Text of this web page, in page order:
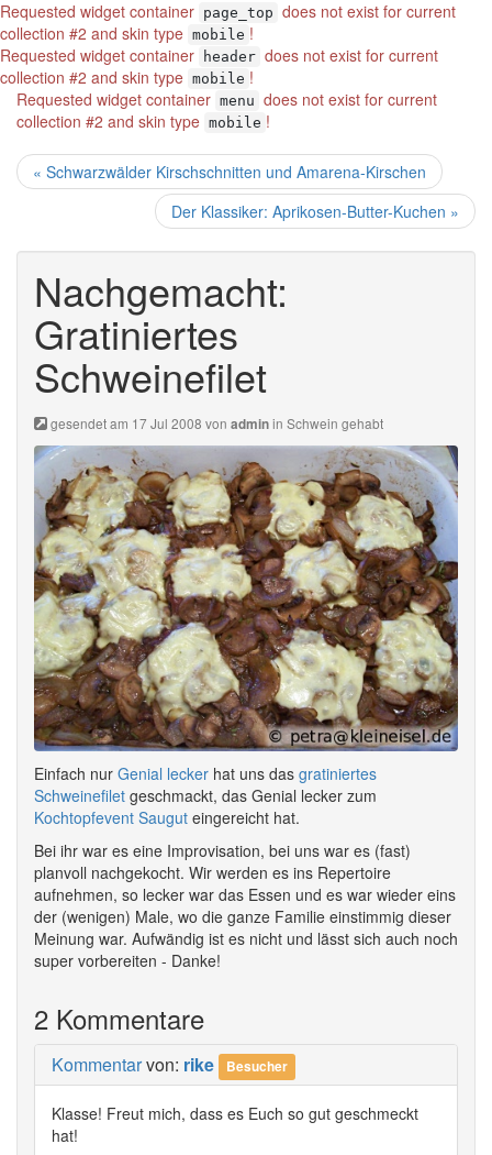
Requested widget container page_top does not exist for current
collection #2 and skin type mobile !
Requested widget container
header does not exist for current
collection #2 and skin type mobile !
Requested widget container menu does not exist for current
collection #2 and skin type mobile !
« Schwarzwälder Kirschschnitten und Amarena-Kirschen
Der Klassiker: Aprikosen-Butter-Kuchen »
Nachgemacht:
Gratiniertes
Schweinefilet
gesendet am 17 Jul 2008 von adminin Schwein gehabt
Einfach nur Genial lecker hat uns das gratiniertes
Schweinefilet geschmackt, das Genial lecker zum
Kochtopfevent Saugut eingereicht hat.
Bei ihr war es eine Improvisation, bei uns war es (fast)
planvoll nachgekocht. Wir werden es ins Repertoire
aufnehmen, so lecker war das Essen und es war wieder eins
der (wenigen) Male, wo die ganze Familie einstimmig dieser
Meinung war. Aufwändig ist es nicht und lässt sich auch noch
super vorbereiten - Danke!
2 Kommentare
Kommentarvon: rike Besucher
Klasse! Freut mich, dass es Euch so gut geschmeckt
hat!